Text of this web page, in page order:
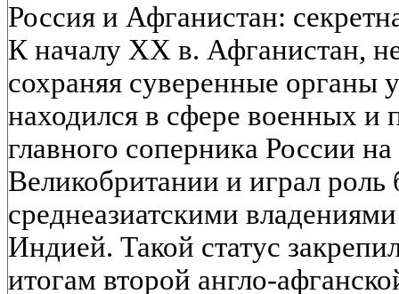
Россия и Афганистан:
К началу XX в. Афганистан,
сохраняя суверенные органы
находился в сфере военных и
главного соперника России
Великобритании и играл
среднеазиатскими
Индией. Такой статус
итогам второй англо-